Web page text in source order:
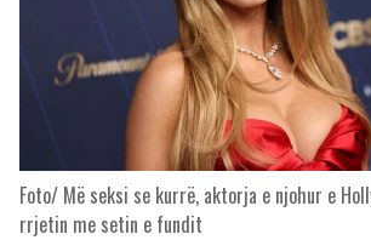
Foto/ Më seksi se kurrë, aktorja e njohur e
rrjetin me setin e fundit